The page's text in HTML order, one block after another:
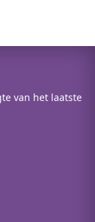
van het laatste